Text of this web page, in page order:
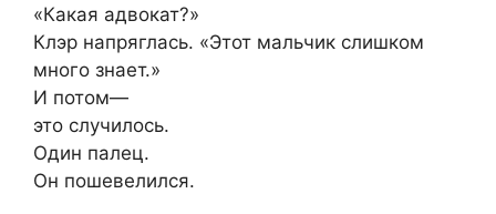
«Какая адвокат?»
Клэр напряглась. «Этот мальчик слишком
много знает.»
И потом—
это случилось.
Один палец.
Он пошевелился.